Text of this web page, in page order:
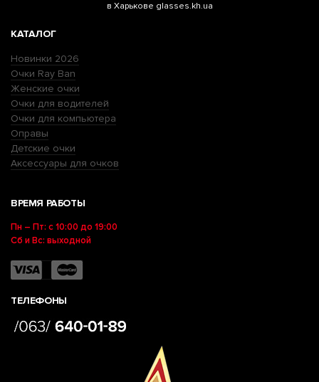
в Харькове glasses.kh.ua
КАТАЛОГ
Новинки 2026
Очки Ray Ban
Женские очки
Очки для водителей
Очки для компьютера
Оправы
Детские очки
Аксессуары для очков
ВРЕМЯ РАБОТЫ
Пн – Пт: с 10:00 до 19:00
Сб и Вс: выходной
ТЕЛЕФОНЫ